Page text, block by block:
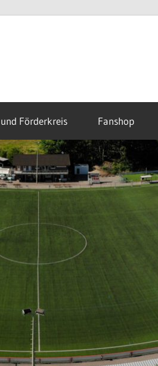
Förderkreis Fanshop